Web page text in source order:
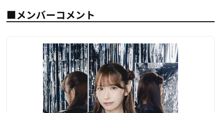
■メンバーコメント